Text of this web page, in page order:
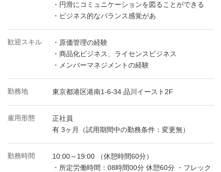
・円滑にコミュニケーションを図ることができる
・ビジネス的なバランス感覚があ
歓迎スキル
・原価管理の経験
・商品化ビジネス、ライセンスビジネス
・メンバーマネジメントの経験
勤務地 東京都港区港南1-6-34 品川イースト2F
雇用形態
正社員
有 3ヶ月（試用期間中の勤務条件：変更無）
勤務時間
10:00～19:00 （休憩時間60分）
・所定労働時間：08時間00分 休憩60分 ・フレック